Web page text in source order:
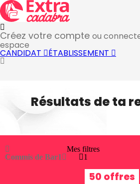
Créez votre compte ou
espace
CANDIDAT ÉTABLISSEMENT
Résultats de ta
Commis de Bar1
Mes filtres
1
50 offres